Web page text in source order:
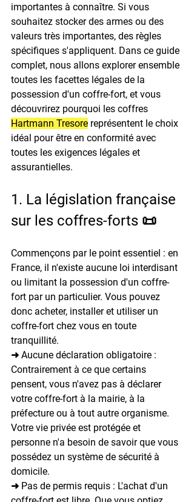
importantes à connaître. Si vous
souhaitez stocker des armes ou des
valeurs très importantes, des règles
spécifiques s'appliquent. Dans ce guide
complet, nous allons explorer ensemble
toutes les facettes légales de la
possession d'un coffre-fort, et vous
découvrirez pourquoi les coffres
Hartmann Tresore représentent le choix
idéal pour être en conformité avec
toutes les exigences légales et
assurantielles.
1. La législation française
sur les coffres-forts 📜
Commençons par le point essentiel : en
France, il n'existe aucune loi interdisant
ou limitant la possession d'un coffre-
fort par un particulier. Vous pouvez
donc acheter, installer et utiliser un
coffre-fort chez vous en toute
tranquillité.
➜ Aucune déclaration obligatoire :
Contrairement à ce que certains
pensent, vous n'avez pas à déclarer
votre coffre-fort à la mairie, à la
préfecture ou à tout autre organisme.
Votre vie privée est protégée et
personne n'a besoin de savoir que vous
possédez un système de sécurité à
domicile.
➜ Pas de permis requis : L'achat d'un